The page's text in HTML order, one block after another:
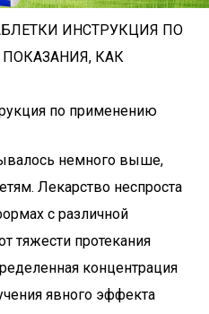
ИНСТРУКЦИЯ ПО
КАК
по применению
немного выше,
Лекарство неспроста
с различной
тяжести протекания
концентрация
явного эффекта